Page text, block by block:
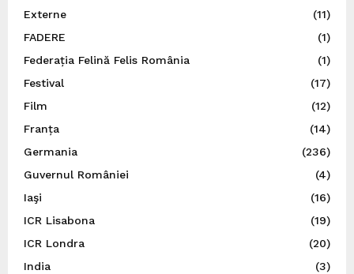
Externe
(11)
FADERE
(1)
Federația Felină Felis România
(1)
Festival
(17)
Film
(12)
Franța
(14)
Germania
(236)
Guvernul României
(4)
Iaşi
(16)
ICR Lisabona
(19)
ICR Londra
(20)
India
(3)